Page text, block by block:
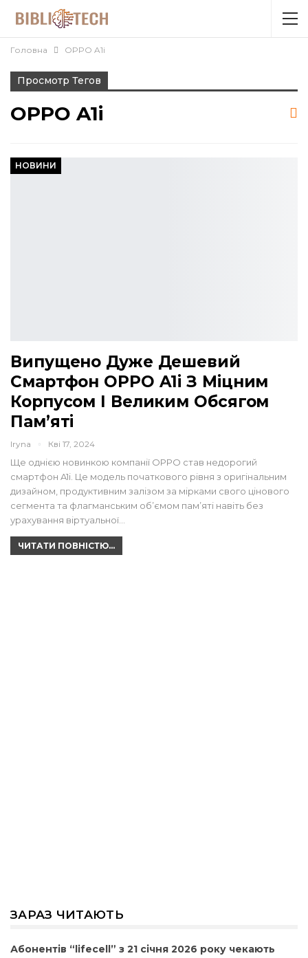
Головна OPPO A1i
Просмотр Тегов
OPPO A1i
НОВИНИ
Випущено Дуже Дешевий
Смартфон OPPO A1i З Міцним
Корпусом І Великим Обсягом
Пам’яті
Iryna Кві 17, 2024
Ще однією новинкою компанії OPPO став недорогий
смартфон A1i. Це модель початкового рівня з оригінальним
дизайном, продуктивним залізом за мірками свого цінового
сегмента та флагманським об’ємом пам’яті навіть без
урахування віртуальної…
ЧИТАТИ ПОВНІСТЮ...
ЗАРАЗ ЧИТАЮТЬ
Абонентів “lifecell” з 21 січня 2026 року чекають